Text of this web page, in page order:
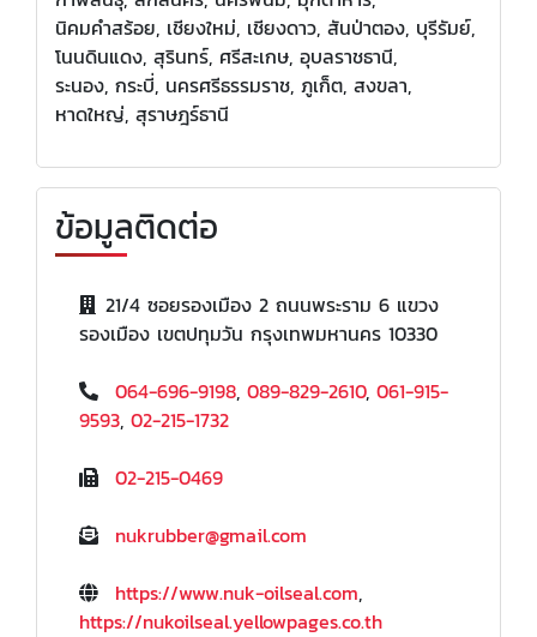
นิคมคำสร้อย, เชียงใหม่, เชียงดาว, สันป่าตอง, บุรีรัมย์,
โนนดินแดง, สุรินทร์, ศรีสะเกษ, อุบลราชธานี,
ระนอง, กระบี่, นครศรีธรรมราช, ภูเก็ต, สงขลา,
หาดใหญ่, สุราษฎร์ธานี
ข้อมูลติดต่อ
21/4 ซอยรองเมือง 2 ถนนพระราม 6 แขวง
รองเมือง เขตปทุมวัน กรุงเทพมหานคร 10330
064-696-9198, 089-829-2610, 061-915-
9593, 02-215-1732
02-215-0469
nukrubber@gmail.com
https://www.nuk-oilseal.com,
https://nukoilseal.yellowpages.co.th